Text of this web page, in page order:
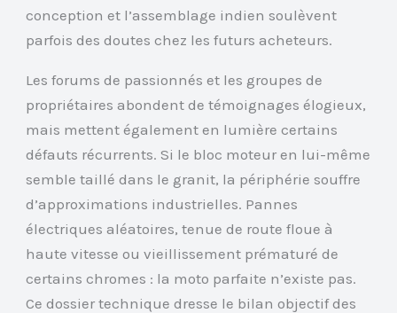
conception et l’assemblage indien soulèvent
parfois des doutes chez les futurs acheteurs.
Les forums de passionnés et les groupes de
propriétaires abondent de témoignages élogieux,
mais mettent également en lumière certains
défauts récurrents. Si le bloc moteur en lui-même
semble taillé dans le granit, la périphérie souffre
d’approximations industrielles. Pannes
électriques aléatoires, tenue de route floue à
haute vitesse ou vieillissement prématuré de
certains chromes : la moto parfaite n’existe pas.
Ce dossier technique dresse le bilan objectif des